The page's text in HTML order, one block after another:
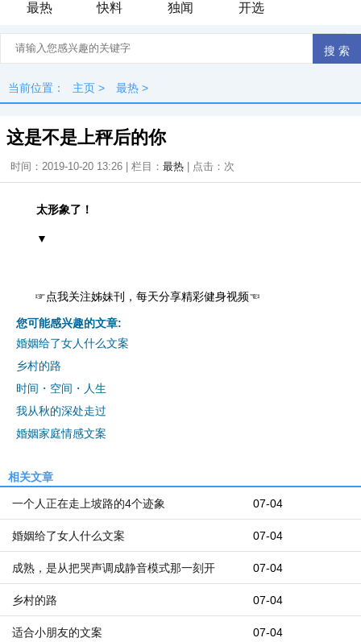
最热
快料 独闻 开选
当前位置： 主页 > 最热 >
这是不是上秤后的你
时间：2019-10-20 13:26 | 栏目： 最热 | 点击： 次
太形象了！
▼
☞点我关注姊妹刊，每天分享精彩健身视频☜
您可能感兴趣的文章:
婚姻给了女人什么文案
乡村的路
时间・空间・人生
我从秋的深处走过
婚姻家庭情感文案
相关文章
07-04
一个人正在走上坡路的4个迹象
07-04
婚姻给了女人什么文案
07-04
成熟，是从把哭声调成静音模式那一刻开
07-04
乡村的路
07-04
适合小朋友的文案